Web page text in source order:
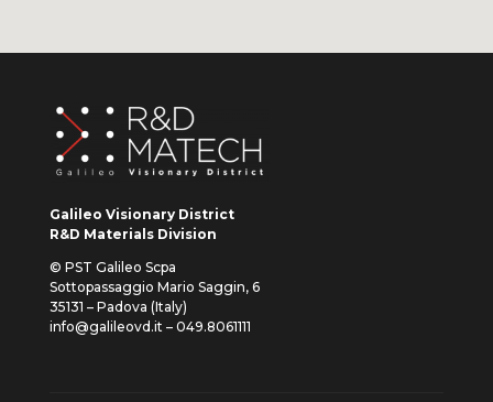
Galileo Visionary District
R&D Materials Division
© PST Galileo Scpa
Sottopassaggio Mario Saggin, 6
35131 – Padova (Italy)
info@galileovd.it – 049.8061111